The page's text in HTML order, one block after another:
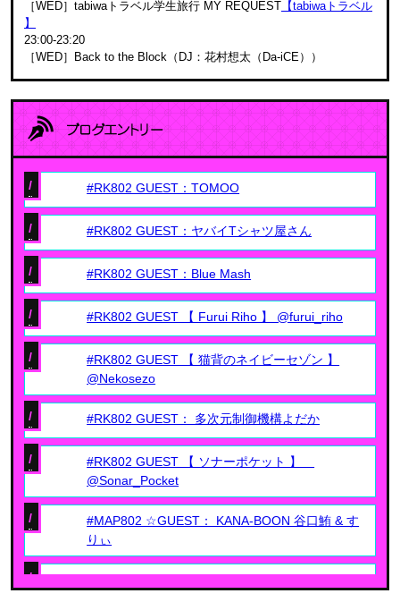
［WED］tabiwaトラベル学生旅行 MY REQUEST 【tabiwaトラベル
】
23:00-23:20
［WED］Back to the Block（DJ：花村想太（Da-iCE））
/ #RK802 GUEST：TOMOO
/ #RK802 GUEST：ヤバイTシャツ屋さん
/ #RK802 GUEST：Blue Mash
/ #RK802 GUEST 【 Furui Riho 】 @furui_riho
/
#RK802 GUEST 【 猫背のネイビーセゾン 】
@Nekosezo
/ #RK802 GUEST： 多次元制御機構よだか
/
#RK802 GUEST 【 ソナーポケット 】
@Sonar_Pocket
/
#MAP802 ☆GUEST： KANA-BOON 谷口鮪 & す
りぃ
/